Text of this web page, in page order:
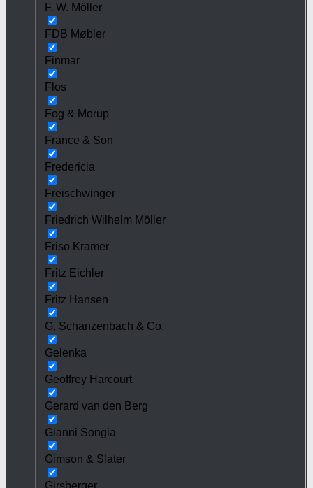
F. W. Möller
FDB Møbler
Finmar
Flos
Fog & Morup
France & Son
Fredericia
Freischwinger
Friedrich Wilhelm Möller
Friso Kramer
Fritz Eichler
Fritz Hansen
G. Schanzenbach & Co.
Gelenka
Geoffrey Harcourt
Gerard van den Berg
Gianni Songia
Gimson & Slater
Girsberger